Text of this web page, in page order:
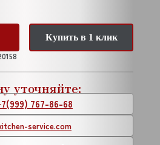
Купить в 1 клик
уточняйте:
767-86-68
service.com